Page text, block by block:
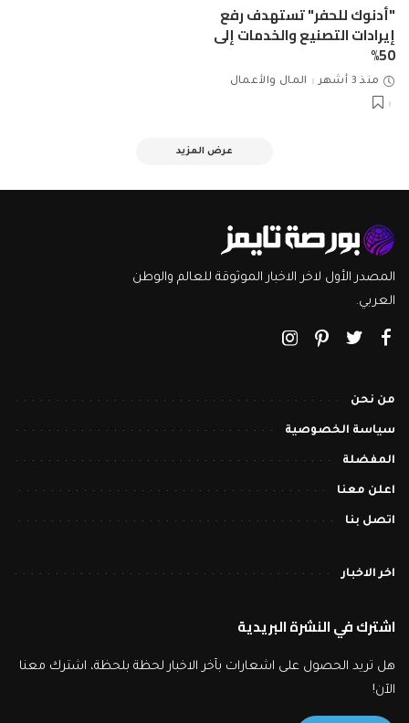
"أدنوك للحفر" تستهدف رفع
إيرادات التصنيع والخدمات إلى
50%
منذ 3 أشهر المال والأعمال
عرض المزيد
المصدر الأول لاخر الاخبار الموثوقة للعالم والوطن
العربي.
من نحن
سياسة الخصوصية
المفضلة
اعلن معنا
اتصل بنا
اخر الاخبار
اشترك في النشرة البريدية
هل تريد الحصول على اشعارات بآخر الاخبار لحظة بلحظة، اشترك معنا
الآن!